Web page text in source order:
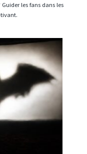
les fans dans les